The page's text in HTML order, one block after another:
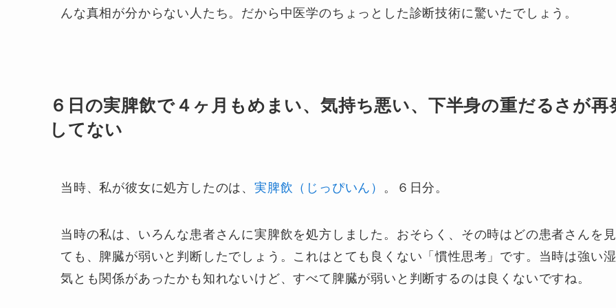
んな真相が分からない人たち。だから中医学のちょっとした診断技術に驚いたでしょう。
６日の実脾飲で４ヶ月もめまい、気持ち悪い、下半身の重だるさが再
してない
当時、私が彼女に処方したのは、 実脾飲（じっぴいん） 。６日分。
当時の私は、いろんな患者さんに実脾飲を処方しました。おそらく、その時はどの患者さんを見
ても、脾臓が弱いと判断したでしょう。これはとても良くない「慣性思考」です。当時は強い湿
気とも関係があったかも知れないけど、すべて脾臓が弱いと判断するのは良くないですね。